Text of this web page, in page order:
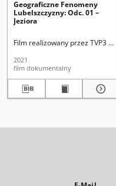
Nauk o Ziemi i Środowisku
we współpracy z naukowcami
Geograficzne Fenomeny
Lubelszczyzny: Odc. 01 –
Jeziora
Film realizowany przez TVP3
2021
film dokumentalny